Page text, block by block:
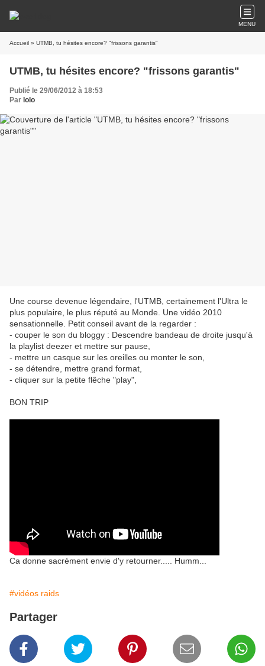
MENU
Accueil » UTMB, tu hésites encore? "frissons garantis"
UTMB, tu hésites encore? "frissons garantis"
Publié le 29/06/2012 à 18:53
Par lolo
Une course devenue légendaire, l'UTMB, certainement l'Ultra le
plus populaire, le plus réputé au Monde. Une vidéo 2010
sensationnelle. Petit conseil avant de la regarder :
- couper le son du bloggy : Descendre bandeau de droite jusqu'à
la playlist deezer et mettre sur pause,
- mettre un casque sur les oreilles ou monter le son,
- se détendre, mettre grand format,
- cliquer sur la petite flêche "play",
BON TRIP
Ca donne sacrément envie d'y retourner..... Humm...
#vidéos raids
Partager